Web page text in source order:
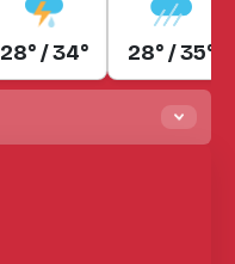
28° / 34° 28° / 35°